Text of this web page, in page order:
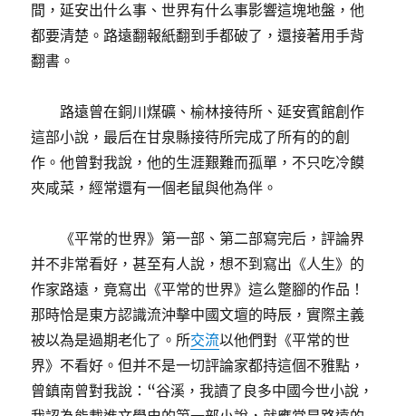
間，延安出什么事、世界有什么事影響這塊地盤，他
都要清楚。路遠翻報紙翻到手都破了，還接著用手背
翻書。
路遠曾在銅川煤礦、榆林接待所、延安賓館創作
這部小說，最后在甘泉縣接待所完成了所有的的創
作。他曾對我說，他的生涯艱難而孤單，不只吃冷饃
夾咸菜，經常還有一個老鼠與他為伴。
《平常的世界》第一部、第二部寫完后，評論界
并不非常看好，甚至有人說，想不到寫出《人生》的
作家路遠，竟寫出《平常的世界》這么蹩腳的作品！
那時恰是東方認識流沖擊中國文壇的時辰，實際主義
被以為是過期老化了。所交流以他們對《平常的世
界》不看好。但并不是一切評論家都持這個不雅點，
曾鎮南曾對我說：“谷溪，我讀了良多中國今世小說，